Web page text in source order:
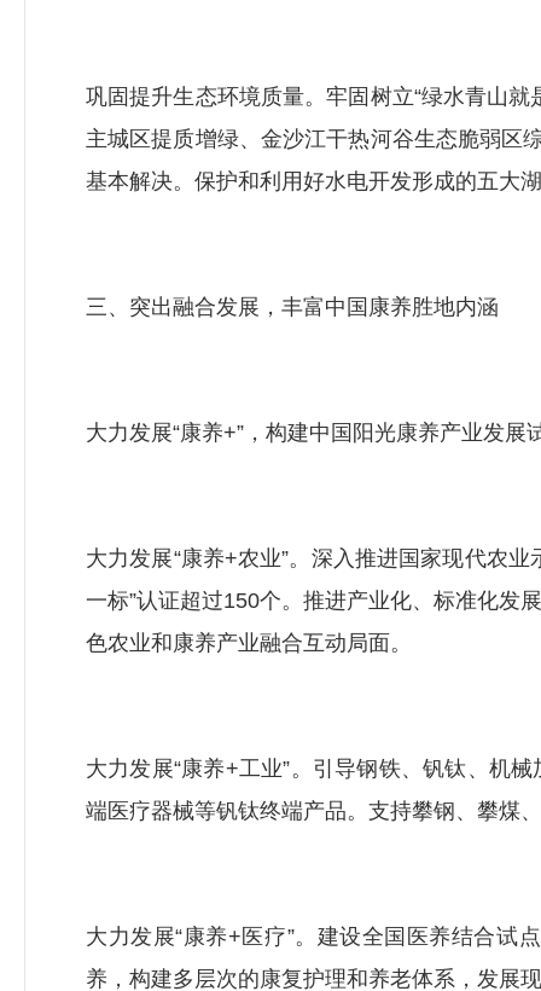
巩固提升生态环境质量。牢固树立“绿水青山
主城区提质增绿、金沙江干热河谷生态脆弱区
基本解决。保护和利用好水电开发形成的五大
三、突出融合发展，丰富中国康养胜地内涵
大力发展“康养+”，构建中国阳光康养产业发
大力发展“康养+农业”。深入推进国家现代农
一标”认证超过150个。推进产业化、标准化发
色农业和康养产业融合互动局面。
大力发展“康养+工业”。引导钢铁、钒钛、机
端医疗器械等钒钛终端产品。支持攀钢、攀煤
大力发展“康养+医疗”。建设全国医养结合试
养，构建多层次的康复护理和养老体系，发展